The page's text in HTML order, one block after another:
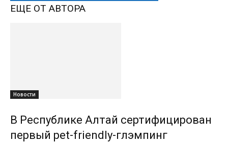
ЕЩЕ ОТ АВТОРА
Новости
В Республике Алтай сертифицирован
первый pet-friendly-глэмпинг